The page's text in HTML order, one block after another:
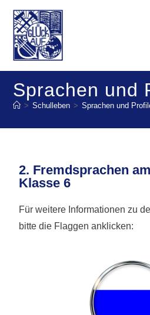
Sprachen und
> Schulleben > Sprachen und
2. Fremdsprachen
Klasse 6
Für weitere Informationen zu
bitte die Flaggen anklicken: